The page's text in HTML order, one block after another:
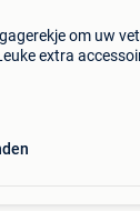
om uw
extra